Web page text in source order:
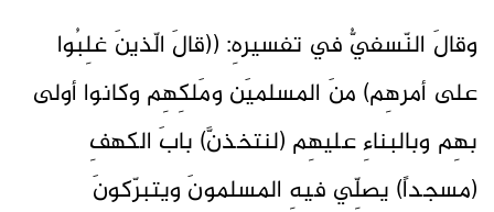
وقالَ النّسفيُّ في تفسيرهِ: ((قالَ الّذينَ غلِبُوا
على أمرهِم) منَ المسلميَن ومَلكِهِم وكانوا أولى
بهِم وبالبناءِ عليهِم (لنتخذنَّ) بابَ الكهفِ
(مسجداً) يصلِّي فيهِ المسلمونَ ويتبرّكونَ